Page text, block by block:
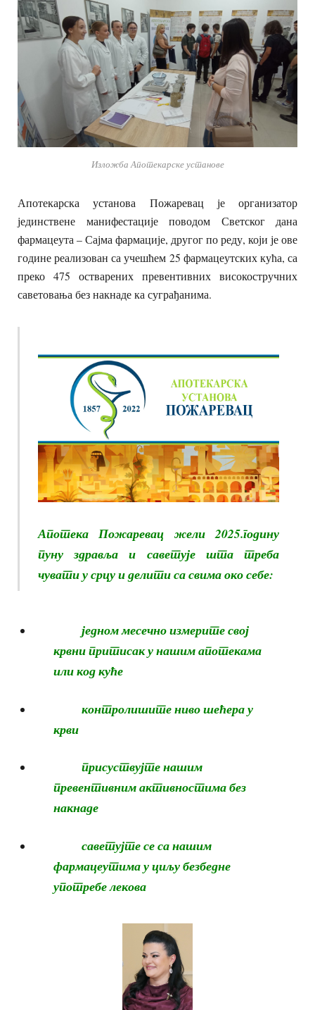
Изложба Апотекарске установе
Апотекарска установа Пожаревац је организатор
јединствене манифестације поводом Светског дана
фармацеута – Сајма фармације, другог по реду, који је ове
године реализован са учешћем 25 фармацеутских кућа, са
преко 475 остварених превентивних високостручних
саветовања без накнаде ка суграђанима.
Апотека Пожаревац жели 2025.годину
пуну здравља и саветује шта треба
чувати у срцу и делити са свима око себе:
једном месечно измерите свој
крвни притисак у нашим апотекама
или код куће
контролишите ниво шећера у
крви
присуствујте нашим
превентивним активностима без
накнаде
саветујте се са нашим
фармацеутима у циљу безбедне
употребе лекова